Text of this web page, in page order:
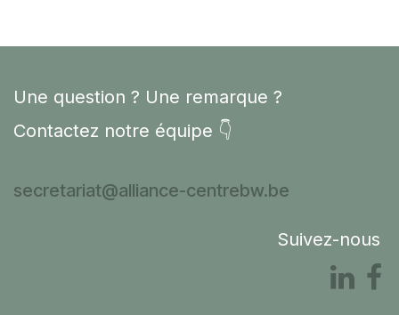
Une question ? Une remarque ?
Contactez notre équipe 👇
secretariat@alliance-centrebw.be
Suivez-nous